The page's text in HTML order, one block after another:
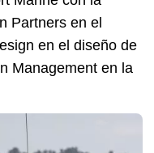
Partners en el
en el diseño de
Management en la